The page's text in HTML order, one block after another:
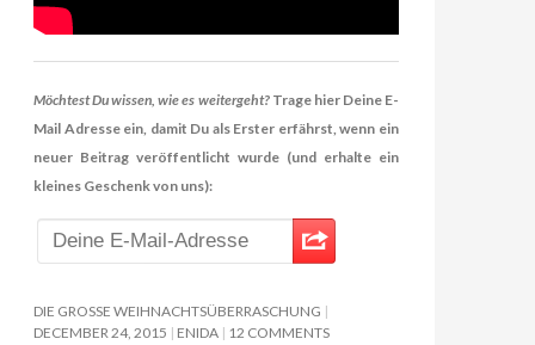
Möchtest Du wissen, wie es weitergeht? Trage hier Deine E-
Mail Adresse ein, damit Du als Erster erfährst, wenn ein
neuer Beitrag veröffentlicht wurde (und erhalte ein
kleines Geschenk von uns):
DIE GROSSE WEIHNACHTSÜBERRASCHUNG
DECEMBER 24, 2015
ENIDA 12 COMMENTS